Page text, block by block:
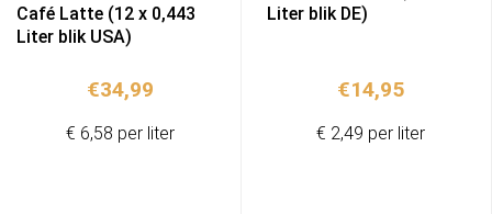
Café Latte (12 x 0,443
Liter blik USA)
€34,99
€ 6,58 per liter
Liter blik DE)
€14,95
€ 2,49 per liter